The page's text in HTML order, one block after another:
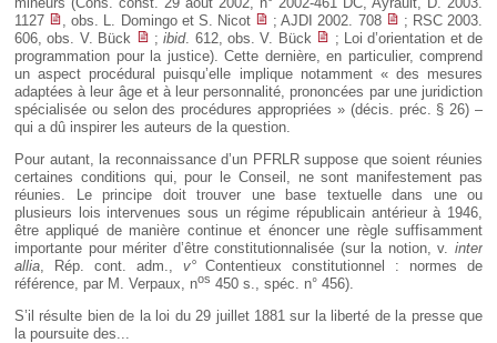
1127
, obs. L. Domingo et S. Nicot ; AJDI 2002. 708
; RSC 2003.
606, obs. V. Bück
;ibid. 612, obs. V. Bück
; Loi d’orientation et de
programmation pour la justice). Cette dernière, en particulier, comprend
un aspect procédural puisqu’elle implique notamment « des mesures
adaptées à leur âge et à leur personnalité, prononcées par une juridiction
spécialisée ou selon des procédures appropriées » (décis. préc. § 26) –
qui a dû inspirer les auteurs de la question.
Pour autant, la reconnaissance d’un PFRLR suppose que soient réunies
certaines conditions qui, pour le Conseil, ne sont manifestement pas
réunies. Le principe doit trouver une base textuelle dans une ou
plusieurs lois intervenues sous un régime républicain antérieur à 1946,
être appliqué de manière continue et énoncer une règle suffisamment
importante pour mériter d’être constitutionnalisée (sur la notion, v. inter
allia , Rép. cont. adm., v°Contentieux constitutionnel : normes de
référence, par M. Verpaux, nos 450 s., spéc. n° 456).
S’il résulte bien de la loi du 29 juillet 1881 sur la liberté de la presse que
la poursuite des...